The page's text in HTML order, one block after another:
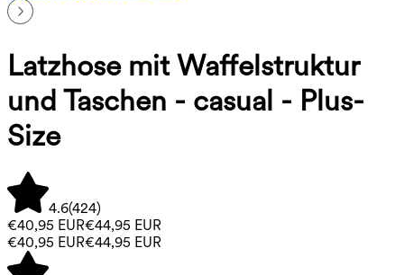
Latzhose mit Waffelstruktur
und Taschen - casual - Plus-
Size
4.6(424)
€40,95 EUR€44,95 EUR
€40,95 EUR€44,95 EUR